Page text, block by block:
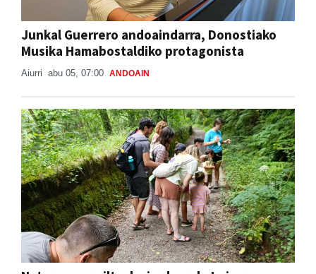
Junkal Guerrero andoaindarra, Donostiako
Musika Hamabostaldiko protagonista
Aiurri abu 05, 07:00 ANDOAIN